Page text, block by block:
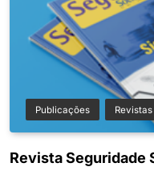
Publicações Revistas
Revista Seguridade